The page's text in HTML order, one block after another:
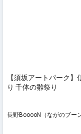
【須坂アートパーク
り 千体の雛祭り
長野BooooN（ながのブーン